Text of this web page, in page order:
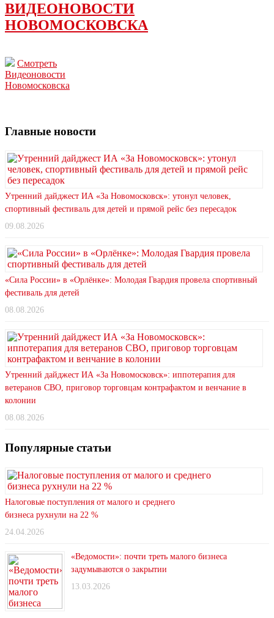
ВИДЕОНОВОСТИ
НОВОМОСКОВСКА
Смотреть
Видеоновости
Новомосковска
Главные новости
Утренний дайджест ИА «За Новомосковск»: утонул человек,
спортивный фестиваль для детей и прямой рейс без пересадок
09.08.2026
«Сила России» в «Орлёнке»: Молодая Гвардия провела спортивный
фестиваль для детей
08.08.2026
Утренний дайджест ИА «За Новомосковск»: иппотерапия для
ветеранов СВО, приговор торговцам контрафактом и венчание в
колонии
08.08.2026
Популярные статьи
Налоговые поступления от малого и среднего
бизнеса рухнули на 22 %
24.04.2026
«Ведомости»: почти треть малого бизнеса
задумываются о закрытии
13.03.2026